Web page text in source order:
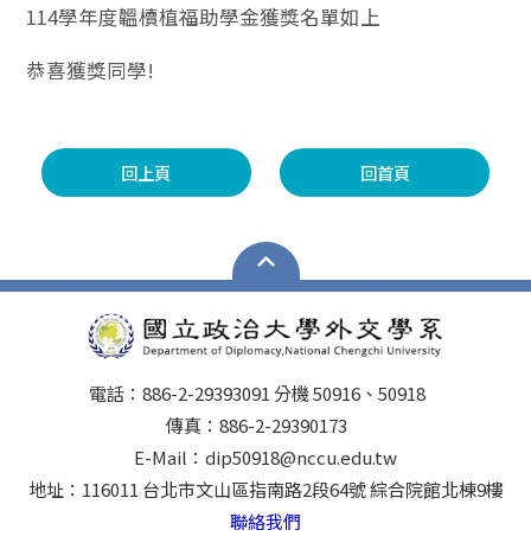
114學年度韞櫝植福助學金獲獎名單如上
恭喜獲獎同學!
回上頁 回首頁
電話：886-2-29393091 分機 50916、50918
傳真：886-2-29390173
E-Mail：dip50918@nccu.edu.tw
地址：116011 台北市文山區指南路2段64號 綜合院館北棟9樓
聯絡我們